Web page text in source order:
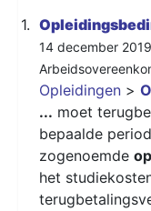
1.
14 december
Opleidingen >
... moet
bepaalde
zogenoemde
het